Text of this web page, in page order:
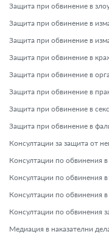
Защита при обвинение в
Защита при обвинение в
Защита при обвинение в
Защита при обвинение в
Защита при обвинение в
Защита при обвинение в
Защита при обвинение в
Защита при обвинение в
Консултации за защита от
Консултации по обвинения
Консултации по обвинения
Консултации по обвинения
Консултации по обвинения
Медиация в наказателни